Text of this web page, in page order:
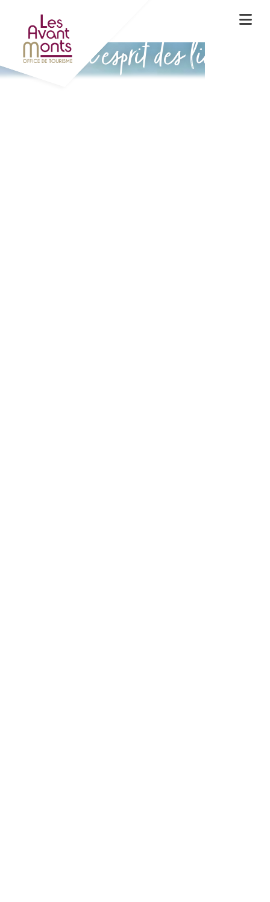
Vivez l'esprit des lieux